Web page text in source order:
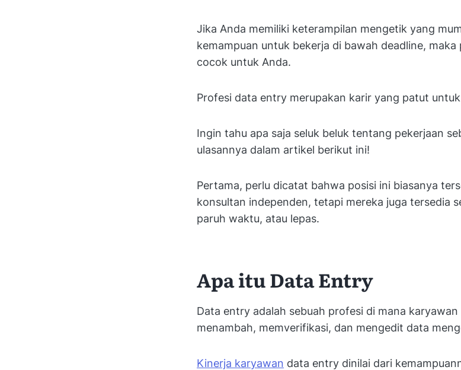
Jika Anda memiliki keterampilan mengetik yang
kemampuan untuk bekerja di bawah deadline, maka
cocok untuk Anda.
Profesi data entry merupakan karir yang patut
Ingin tahu apa saja seluk beluk tentang pekerjaan
ulasannya dalam artikel berikut ini!
Pertama, perlu dicatat bahwa posisi ini biasanya
konsultan independen, tetapi mereka juga tersedia
paruh waktu, atau lepas.
Apa itu Data Entry
Data entry adalah sebuah profesi di mana
menambah, memverifikasi, dan mengedit data
Kinerja karyawan data entry dinilai dari